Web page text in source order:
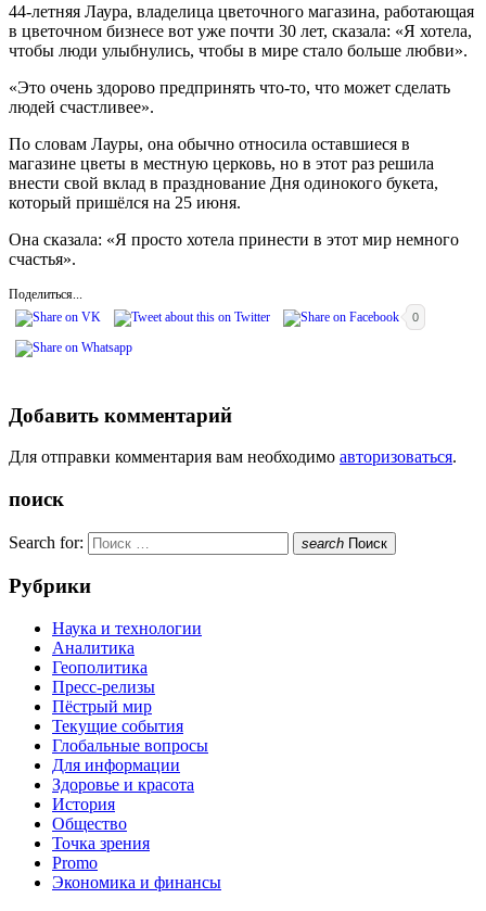
44-летняя Лаура, владелица цветочного магазина, работающая
в цветочном бизнесе вот уже почти 30 лет, сказала: «Я хотела,
чтобы люди улыбнулись, чтобы в мире стало больше любви».
«Это очень здорово предпринять что-то, что может сделать
людей счастливее».
По словам Лауры, она обычно относила оставшиеся в
магазине цветы в местную церковь, но в этот раз решила
внести свой вклад в празднование Дня одинокого букета,
который пришёлся на 25 июня.
Она сказала: «Я просто хотела принести в этот мир немного
счастья».
Поделиться...
0
Добавить комментарий
Для отправки комментария вам необходимо авторизоваться.
поиск
Search for: search Поиск
Рубрики
Наука и технологии
Аналитика
Геополитика
Пресс-релизы
Пёстрый мир
Текущие события
Глобальные вопросы
Для информации
Здоровье и красота
История
Общество
Точка зрения
Promo
Экономика и финансы